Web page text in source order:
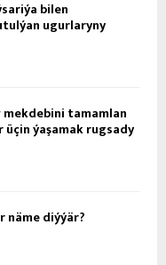
bilen
ugurlaryny
tamamlan
ýaşamak rugsady
näme diýýär?